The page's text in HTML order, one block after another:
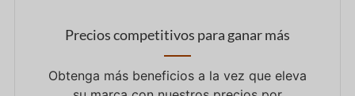
Precios competitivos para ganar más
Obtenga más beneficios a la vez que eleva